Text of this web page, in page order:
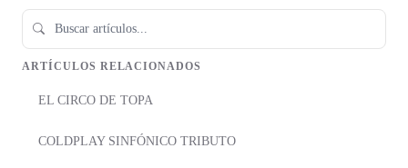
ARTÍCULOS RELACIONADOS
EL CIRCO DE TOPA
COLDPLAY SINFÓNICO TRIBUTO